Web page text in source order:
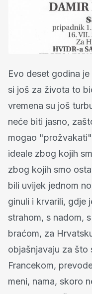
Evo deset godina
si još za života to
vremena su još
neće biti jasno,
mogao
ideale zbog kojih
zbog kojih smo
bili uvijek jednom
ginuli i krvarili, gdje
strahom, s nadom,
braćom, za
objašnjavaju za što
Francekom,
meni, nama, skoro